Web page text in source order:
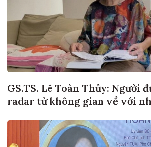
GS.TS. Lê Toàn Thủy: Người
radar từ không gian về với